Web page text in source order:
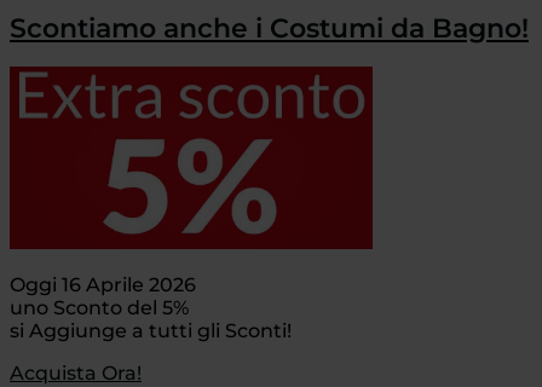
Scontiamo anche i Costumi da Bagno!
Oggi 16 Aprile 2026
uno Sconto del 5%
si Aggiunge a tutti gli Sconti!
Acquista Ora!